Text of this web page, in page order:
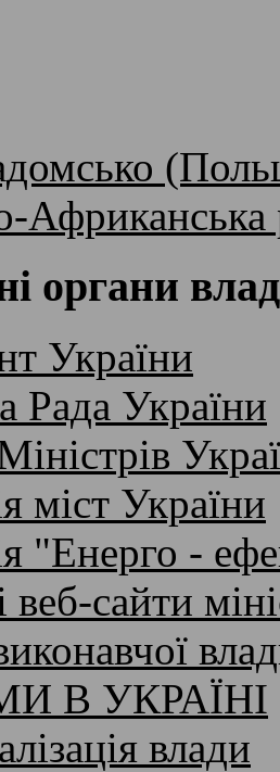
Африканська
органи
України
Рада України
міст України
"Енерго -
веб-сайти
В УКРАЇНІ
влади